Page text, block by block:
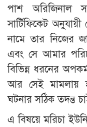
পাশ অরিজিনাল
সার্টিফিকেট
নামে তার নিজের
এবং সে আমার
বিভিন্ন ধরনের
আর সেই মামলায়
ঘটনার সঠিক তদন্ত
এ বিষয়ে মরিচা